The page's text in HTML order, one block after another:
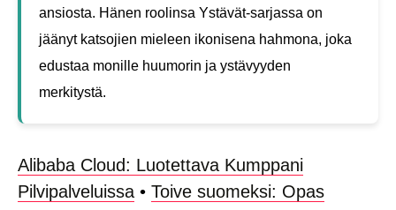
ansiosta. Hänen roolinsa Ystävät-sarjassa on
jäänyt katsojien mieleen ikonisena hahmona, joka
edustaa monille huumorin ja ystävyyden
merkitystä.
Alibaba Cloud: Luotettava Kumppani
Pilvipalveluissa • Toive suomeksi: Opas